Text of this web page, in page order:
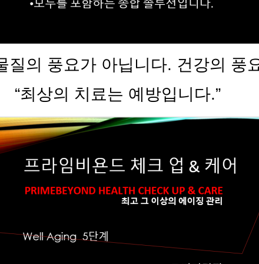
질의 풍요가 아닙니다. 건강의 풍
“최상의 치료는 예방입니다.”